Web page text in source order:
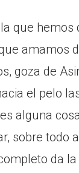
que
amamos
goza de
el pelo
alguna
sobre todo
da